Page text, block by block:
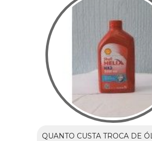
QUANTO CUSTA TROCA DE